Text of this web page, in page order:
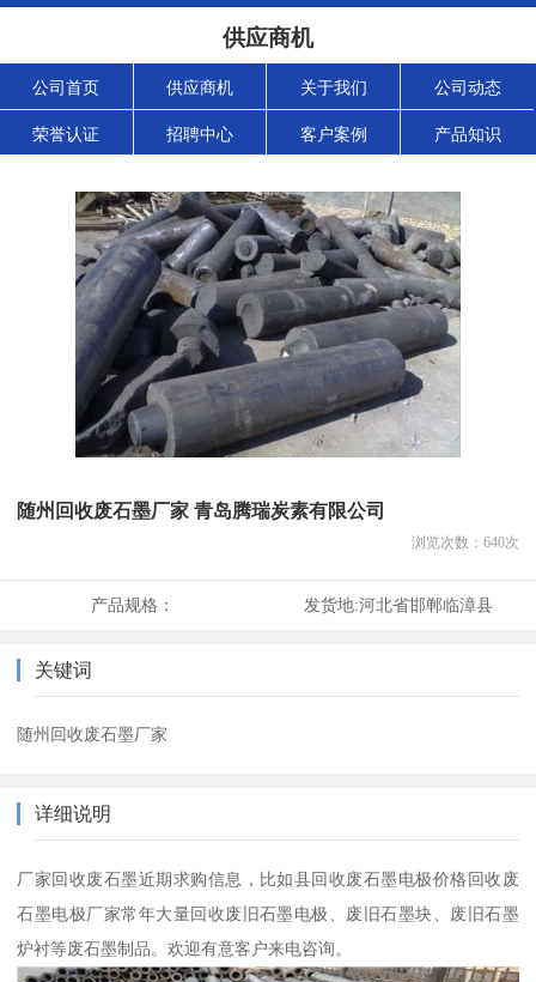
供应商机
公司首页 供应商机 关于我们 公司动态
荣誉认证 招聘中心 客户案例 产品知识
随州回收废石墨厂家 青岛腾瑞炭素有限公司
浏览次数： 640次
产品规格： 发货地:河北省邯郸临漳县
关键词
随州回收废石墨厂家
详细说明
厂家回收废石墨近期求购信息，比如县回收废石墨电极价格回收废
石墨电极厂家常年大量回收废旧石墨电极、废旧石墨块、废旧石墨
炉衬等废石墨制品。欢迎有意客户来电咨询。